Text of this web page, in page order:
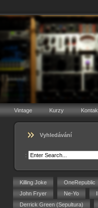
Vintage Kurzy
Vyhledávání
:
Killing Joke
OneRepublic
John Fryer
Ne-Yo
Derrick Green (Sepultura)